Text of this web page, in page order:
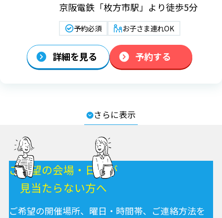
京阪電鉄「枚方市駅」より徒歩5分
予約必須 お子さま連れOK
詳細を見る 予約する
さらに表示
ご希望の会場・日程が
見当たらない方へ
ご希望の開催場所、曜日・時間帯、ご連絡方法を